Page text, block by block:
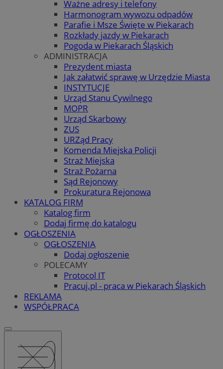
Ważne adresy i telefony
Harmonogram wywozu odpadów
Parafie i Msze Święte w Piekarach
Rozkłady jazdy w Piekarach
Pogoda w Piekarach Śląskich
ADMINISTRACJA
Prezydent miasta
Jak załatwić sprawę w Urzędzie Miasta
INSTYTUCJE
Urząd Stanu Cywilnego
MOPR
Urząd Skarbowy
ZUS
URZąd Pracy
Komenda Miejska Policji
Straż Miejska
Straż Pożarna
Sąd Rejonowy
Prokuratura Rejonowa
KATALOG FIRM
Katalog firm
Dodaj firmę do katalogu
OGŁOSZENIA
OGŁOSZENIA
Dodaj ogłoszenie
POLECAMY
Protocol IT
Pracuj.pl - praca w Piekarach Śląskich
REKLAMA
WSPÓŁPRACA